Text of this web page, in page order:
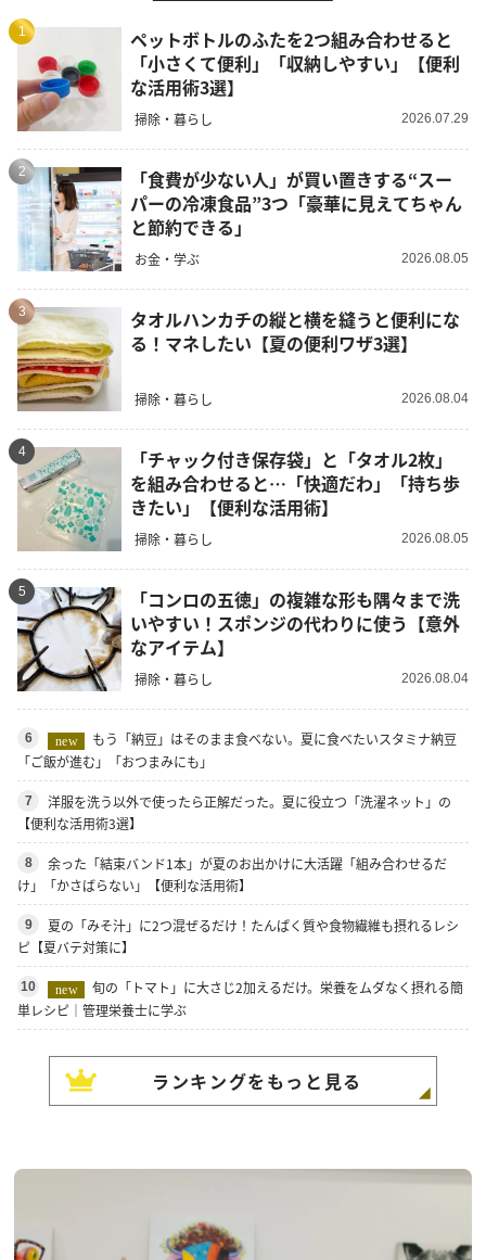
1
ペットボトルのふたを2つ組み合わせると
「小さくて便利」「収納しやすい」【便利
な活用術3選】
掃除・暮らし 2026.07.29
2
「食費が少ない人」が買い置きする“スー
パーの冷凍食品”3つ「豪華に見えてちゃん
と節約できる」
お金・学ぶ 2026.08.05
3
タオルハンカチの縦と横を縫うと便利にな
る！マネしたい【夏の便利ワザ3選】
掃除・暮らし 2026.08.04
4
「チャック付き保存袋」と「タオル2枚」
を組み合わせると…「快適だわ」「持ち歩
きたい」【便利な活用術】
掃除・暮らし 2026.08.05
5
「コンロの五徳」の複雑な形も隅々まで洗
いやすい！スポンジの代わりに使う【意外
なアイテム】
掃除・暮らし 2026.08.04
6 new
もう「納豆」はそのまま食べない。夏に食べたいスタミナ納豆
「ご飯が進む」「おつまみにも」
7
洋服を洗う以外で使ったら正解だった。夏に役立つ「洗濯ネット」の
【便利な活用術3選】
8
余った「結束バンド1本」が夏のお出かけに大活躍「組み合わせるだ
け」「かさばらない」【便利な活用術】
9
夏の「みそ汁」に2つ混ぜるだけ！たんぱく質や食物繊維も摂れるレシ
ピ【夏バテ対策に】
10 new
旬の「トマト」に大さじ2加えるだけ。栄養をムダなく摂れる簡
単レシピ｜管理栄養士に学ぶ
ランキングをもっと見る